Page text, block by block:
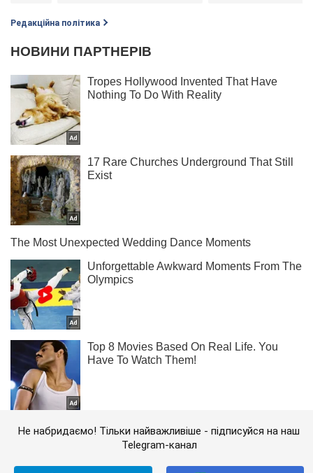
Редакційна політика
Не набридаємо! Тільки найважливіше - підписуйся на наш
Telegram-канал